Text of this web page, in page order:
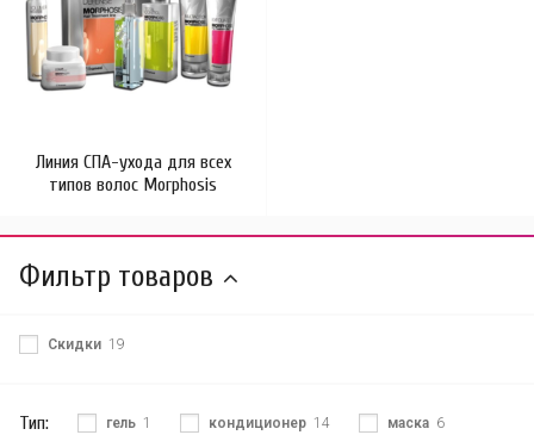
Линия СПА-ухода для всех
типов волос Morphosis
Фильтр товаров
Скидки 19
Тип: гель 1 кондиционер 14 маска 6